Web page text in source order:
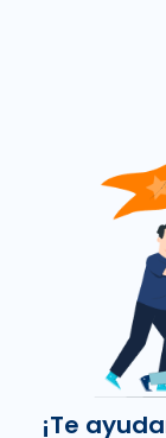
¡Te